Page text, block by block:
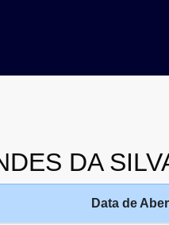
DA
Data de